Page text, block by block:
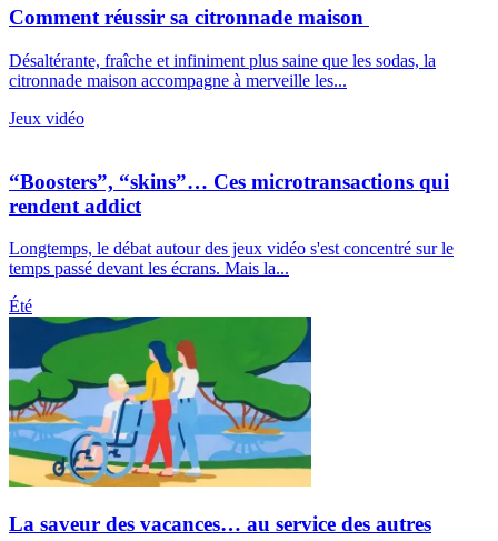
Comment réussir sa citronnade maison
Désaltérante, fraîche et infiniment plus saine que les sodas, la
citronnade maison accompagne à merveille les...
Jeux vidéo
“Boosters”, “skins”… Ces microtransactions qui
rendent addict
Longtemps, le débat autour des jeux vidéo s'est concentré sur le
temps passé devant les écrans. Mais la...
Été
La saveur des vacances… au service des autres